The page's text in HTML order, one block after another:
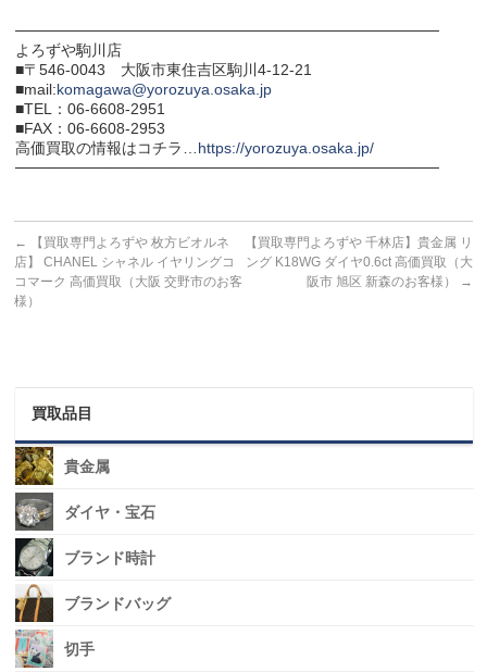
───────────────────────────────────────
よろずや駒川店
■〒546-0043 大阪市東住吉区駒川4-12-21
■mail:komagawa@yorozuya.osaka.jp
■TEL：06-6608-2951
■FAX：06-6608-2953
高価買取の情報はコチラ… https://yorozuya.osaka.jp/
───────────────────────────────────────
←
【買取専門よろずや 枚方ビオルネ
店】 CHANEL シャネル イヤリングコ
コマーク 高価買取（大阪 交野市のお客
様）
【買取専門よろずや 千林店】貴金属 リ
ング K18WG ダイヤ0.6ct 高価買取（大
阪市 旭区 新森のお客様）
→
買取品目
貴金属
ダイヤ・宝石
ブランド時計
ブランドバッグ
切手